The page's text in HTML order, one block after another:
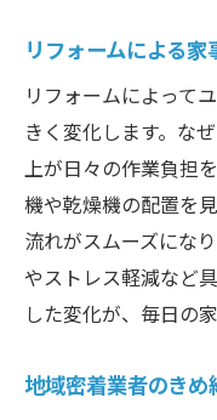
リフォームによる
リフォームによって
きく変化します。な
上が日々の作業負担
機や乾燥機の配置を
流れがスムーズにな
やストレス軽減など
した変化が、毎日の
地域密着業者のき